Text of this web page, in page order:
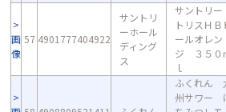
画
像
57 4901777404922
サントリ
ーホール
ディング
ス
サントリー
トリスＨＢ
ールオレン
ジ ３５０
ｌ
ふくれん
州サワー